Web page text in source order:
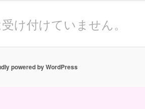
け付けていません。
powered by WordPress